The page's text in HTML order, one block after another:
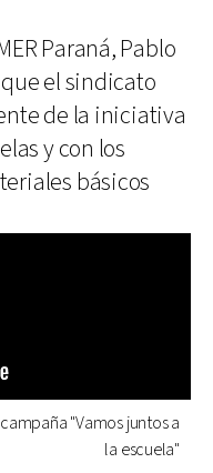
Paraná, Pablo
que el sindicato
de la iniciativa
y con los
básicos
"Vamos juntos a
la escuela"